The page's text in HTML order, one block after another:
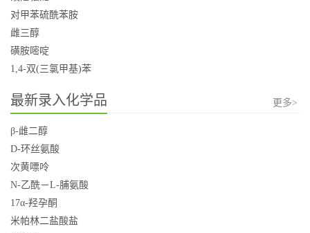
对甲苯硫酰苯胺
雌三醇
磺胺嘧啶
1,4-双(三氯甲基)苯
最新录入化学品 更多>
β-雌二醇
D-环丝氨酸
次黄嘌呤
N-乙酰－L-脯氨酸
17α-羟孕酮
米帕林二盐酸盐